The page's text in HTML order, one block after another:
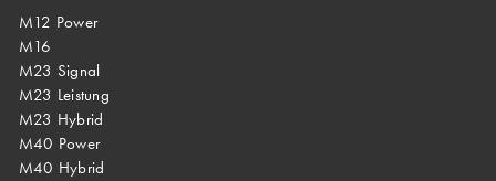
M12 Power
M16
M23 Signal
M23 Leistung
M23 Hybrid
M40 Power
M40 Hybrid